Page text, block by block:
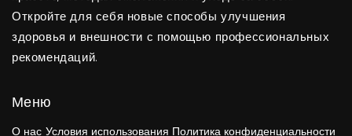
Откройте для себя новые способы улучшения
здоровья и внешности с помощью профессиональных
рекомендаций.
Меню
О нас Условия использования Политика конфиденциальности